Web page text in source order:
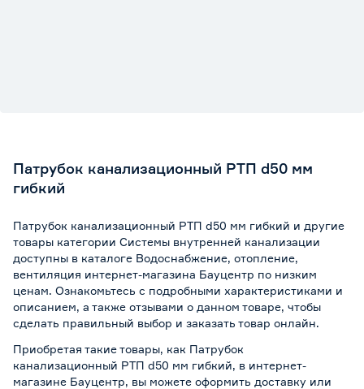
Патрубок канализационный РТП d50 мм
гибкий
Патрубок канализационный РТП d50 мм гибкий и другие
товары категории Системы внутренней канализации
доступны в каталоге Водоснабжение, отопление,
вентиляция интернет-магазина Бауцентр по низким
ценам. Ознакомьтесь с подробными характеристиками и
описанием, а также отзывами о данном товаре, чтобы
сделать правильный выбор и заказать товар онлайн.
Приобретая такие товары, как Патрубок
канализационный РТП d50 мм гибкий, в интернет-
магазине Бауцентр, вы можете оформить доставку или